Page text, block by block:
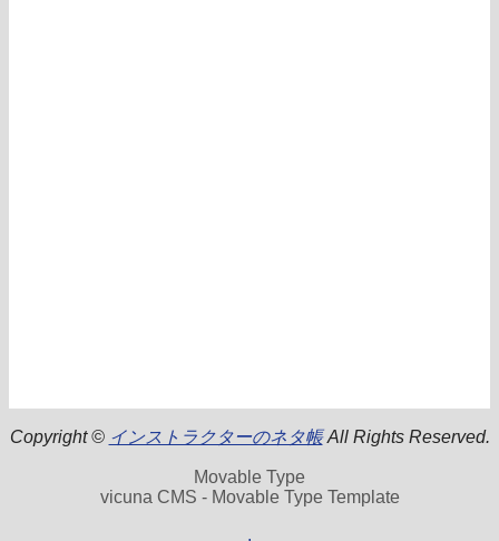
Copyright © インストラクターのネタ帳All Rights Reserved.
Movable Type
vicuna CMS - Movable Type Template
.